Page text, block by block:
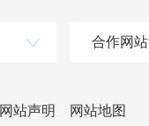
合作网站
网站声明 网站地图